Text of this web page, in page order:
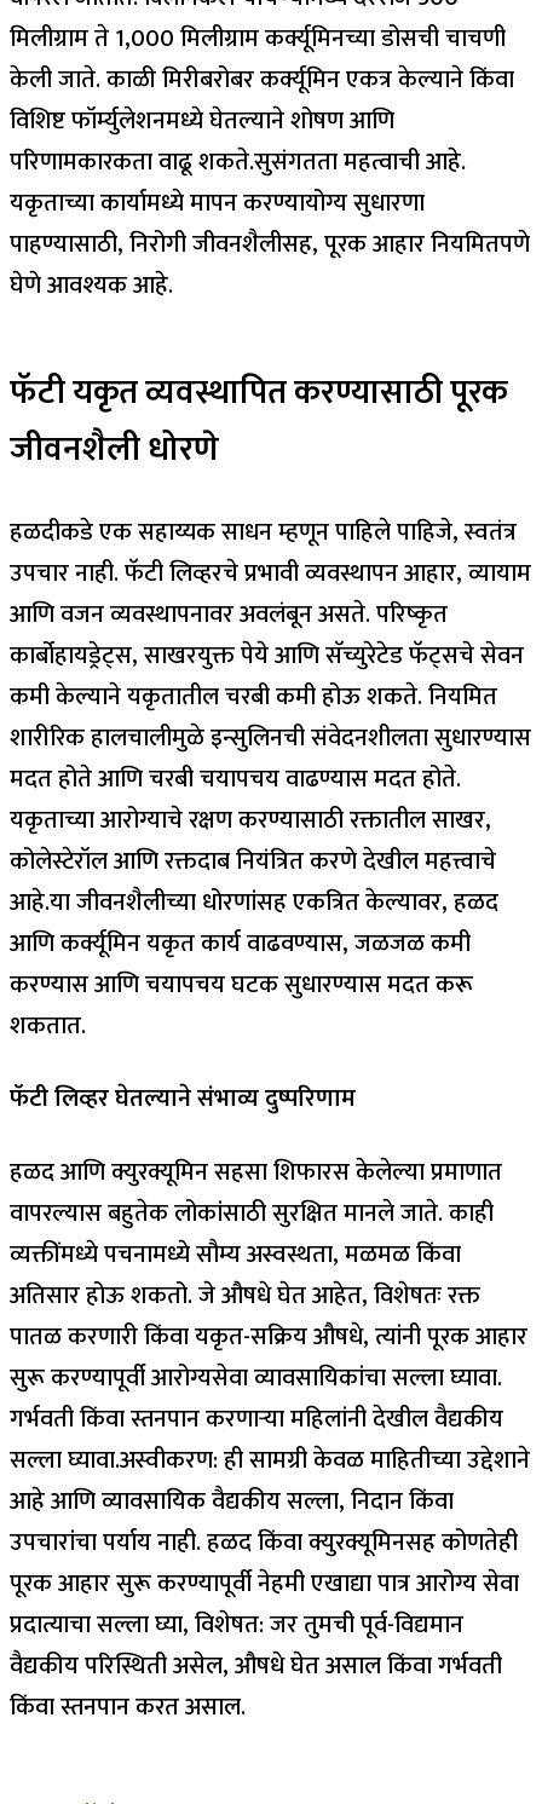
मिलीग्राम ते 1,000 मिलीग्राम कर्क्यूमिनच्या डोसची चाचणी
केली जाते.काळी मिरीबरोबर कर्क्यूमिन एकत्र केल्याने किंवा
विशिष्ट फॉर्म्युलेशनमध्ये घेतल्याने शोषण आणि
परिणामकारकता वाढू शकते.सुसंगतता महत्वाची आहे.
यकृताच्या कार्यामध्ये मापन करण्यायोग्य सुधारणा
पाहण्यासाठी, निरोगी जीवनशैलीसह, पूरक आहार नियमितपणे
घेणे आवश्यक आहे.
फॅटी यकृत व्यवस्थापित करण्यासाठी पूरक
जीवनशैली धोरणे
हळदीकडे एक सहाय्यक साधन म्हणून पाहिले पाहिजे, स्वतंत्र
उपचार नाही. फॅटी लिव्हरचे प्रभावी व्यवस्थापन आहार, व्यायाम
आणि वजन व्यवस्थापनावर अवलंबून असते. परिष्कृत
कार्बोहायड्रेट्स, साखरयुक्त पेये आणि सॅच्युरेटेड फॅट्सचे सेवन
कमी केल्याने यकृतातील चरबी कमी होऊ शकते. नियमित
शारीरिक हालचालीमुळे इन्सुलिनची संवेदनशीलता सुधारण्यास
मदत होते आणि चरबी चयापचय वाढण्यास मदत होते.
यकृताच्या आरोग्याचे रक्षण करण्यासाठी रक्तातील साखर,
कोलेस्टेरॉल आणि रक्तदाब नियंत्रित करणे देखील महत्त्वाचे
आहे.या जीवनशैलीच्या धोरणांसह एकत्रित केल्यावर, हळद
आणि कर्क्यूमिन यकृत कार्य वाढवण्यास, जळजळ कमी
करण्यास आणि चयापचय घटक सुधारण्यास मदत करू
शकतात.
फॅटी लिव्हर घेतल्याने संभाव्य दुष्परिणाम
हळद आणि क्युरक्यूमिन सहसा शिफारस केलेल्या प्रमाणात
वापरल्यास बहुतेक लोकांसाठी सुरक्षित मानले जाते. काही
व्यक्तींमध्ये पचनामध्ये सौम्य अस्वस्थता, मळमळ किंवा
अतिसार होऊ शकतो. जे औषधे घेत आहेत, विशेषतः रक्त
पातळ करणारी किंवा यकृत-सक्रिय औषधे, त्यांनी पूरक आहार
सुरू करण्यापूर्वी आरोग्यसेवा व्यावसायिकांचा सल्ला घ्यावा.
गर्भवती किंवा स्तनपान करणाऱ्या महिलांनी देखील वैद्यकीय
सल्ला घ्यावा.अस्वीकरण: ही सामग्री केवळ माहितीच्या उद्देशाने
आहे आणि व्यावसायिक वैद्यकीय सल्ला, निदान किंवा
उपचारांचा पर्याय नाही. हळद किंवा क्युरक्यूमिनसह कोणतेही
पूरक आहार सुरू करण्यापूर्वी नेहमी एखाद्या पात्र आरोग्य सेवा
प्रदात्याचा सल्ला घ्या, विशेषत: जर तुमची पूर्व-विद्यमान
वैद्यकीय परिस्थिती असेल, औषधे घेत असाल किंवा गर्भवती
किंवा स्तनपान करत असाल.